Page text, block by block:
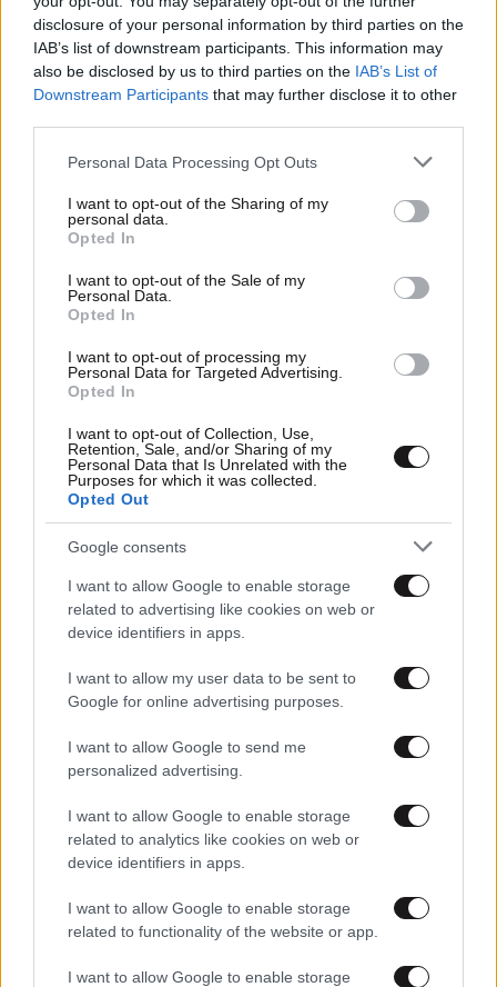
disclosure of your personal information by third parties on the
IAB’s list of downstream participants. This information may
also be disclosed by us to third parties on the IAB’s List of
Downstream Participants that may further disclose it to other
Please note that this website/app uses one or more Google
not limited to your visit or usage behaviour. You may click to
grant or deny consent to Google and its third-party tags to
use your data for below specified purposes in below Google
consent section.
Personal Data Processing Opt Outs
I want to opt-out of the Sharing of my
personal data.
Opted In
I want to opt-out of the Sale of my
Personal Data.
Opted In
I want to opt-out of processing my
Personal Data for Targeted Advertising.
Opted In
I want to opt-out of Collection, Use,
Retention, Sale, and/or Sharing of my
Personal Data that Is Unrelated with the
Purposes for which it was collected.
Opted Out
Google consents
I want to allow Google to enable storage
related to advertising like cookies on web or
device identifiers in apps.
I want to allow my user data to be sent to
Google for online advertising purposes.
I want to allow Google to send me
personalized advertising.
I want to allow Google to enable storage
related to analytics like cookies on web or
device identifiers in apps.
I want to allow Google to enable storage
related to functionality of the website or app.
I want to allow Google to enable storage
08·05·2018 08:16
«Εφιάλτης στον δρόμο με τις λεύκες»
21·11·2017 17:17
Τα κοινωνικά μέσα γέμισαν αποχαιρετιστήρια posts για
τον Μέριλιν Μάνσον!